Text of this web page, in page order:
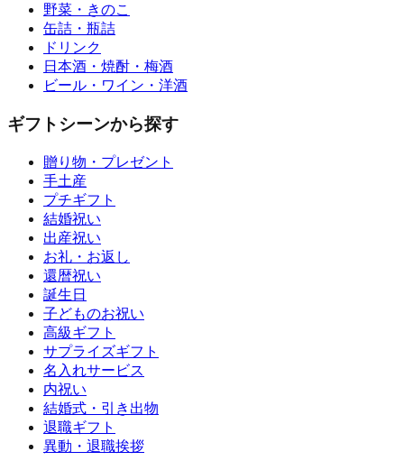
野菜・きのこ
缶詰・瓶詰
ドリンク
日本酒・焼酎・梅酒
ビール・ワイン・洋酒
ギフトシーンから探す
贈り物・プレゼント
手土産
プチギフト
結婚祝い
出産祝い
お礼・お返し
還暦祝い
誕生日
子どものお祝い
高級ギフト
サプライズギフト
名入れサービス
内祝い
結婚式・引き出物
退職ギフト
異動・退職挨拶